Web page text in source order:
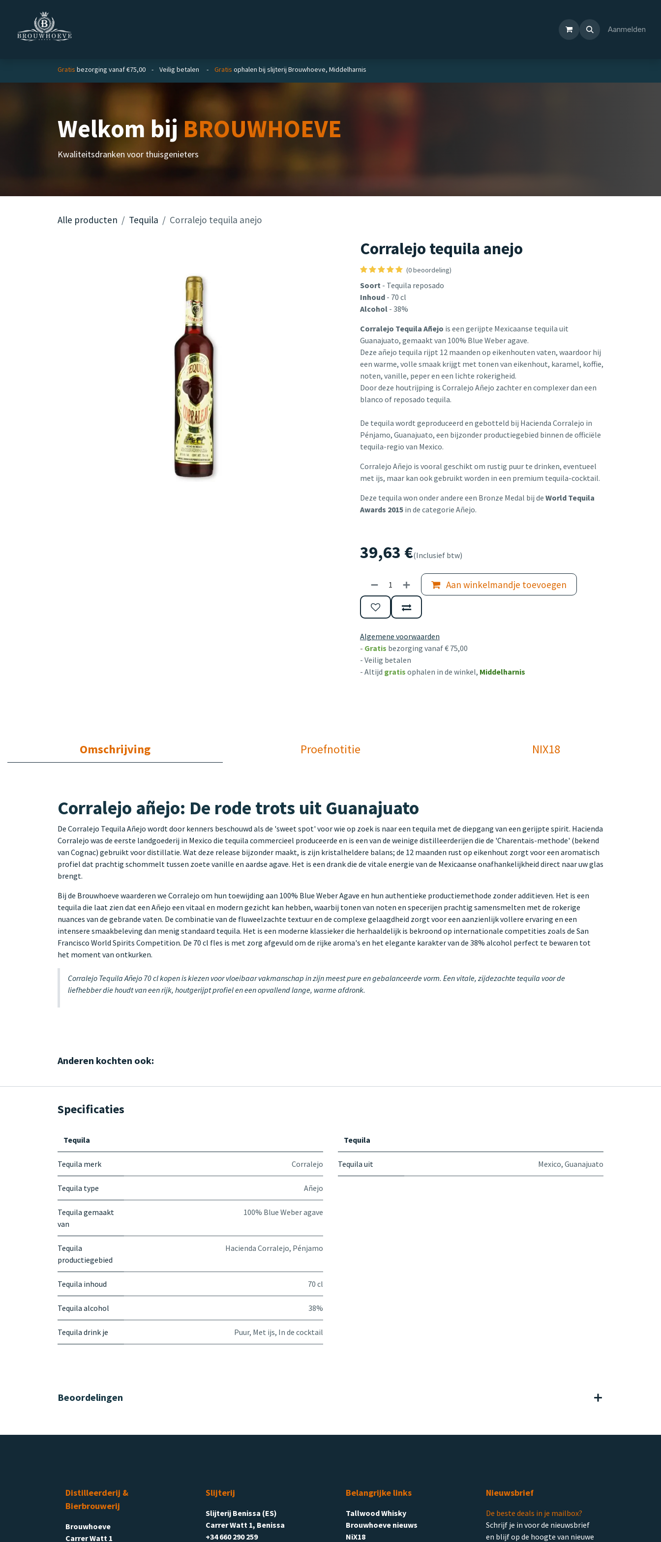
Aanmelden
Gratis bezorging vanaf €75,00 - Veilig betalen - Gratis ophalen bij slijterij Brouwhoeve, Middelharnis
Welkom bijBROUWHOEVE
Kwaliteitsdranken voor thuisgenieters
Alle producten Tequila Corralejo tequila anejo
Corralejo tequila anejo
(0 beoordeling)
Soort - Tequila reposado
Inhoud - 70 cl
Alcohol - 38%
Corralejo Tequila Añejo is een gerijpte Mexicaanse tequila uit
Guanajuato, gemaakt van 100% Blue Weber agave.
Deze añejo tequila rijpt 12 maanden op eikenhouten vaten, waardoor hij
een warme, volle smaak krijgt met tonen van eikenhout, karamel, koffie,
noten, vanille, peper en een lichte rokerigheid.
Door deze houtrijping is Corralejo Añejo zachter en complexer dan een
blanco of reposado tequila.
De tequila wordt geproduceerd en gebotteld bij Hacienda Corralejo in
Pénjamo, Guanajuato, een bijzonder productiegebied binnen de officiële
tequila-regio van Mexico.
Corralejo Añejo is vooral geschikt om rustig puur te drinken, eventueel
met ijs, maar kan ook gebruikt worden in een premium tequila-cocktail.
Deze tequila won onder andere een Bronze Medal bij de World Tequila
Awards 2015 in de categorie Añejo.
39,63 €(Inclusief btw)
Aan winkelmandje toevoegen
Algemene voorwaarden
- Gratis bezorging vanaf € 75,00
- Veilig betalen
- Altijd gratis ophalen in de winkel, Middelharnis
Omschrijving Proefnotitie NIX18
Corralejo añejo: De rode trots uit Guanajuato
De Corralejo Tequila Añejo wordt door kenners beschouwd als de 'sweet spot' voor wie op zoek is naar een tequila met de diepgang van een gerijpte spirit. Hacienda
Corralejo was de eerste landgoederij in Mexico die tequila commercieel produceerde en is een van de weinige distilleerderijen die de 'Charentais-methode' (bekend
van Cognac) gebruikt voor distillatie. Wat deze release bijzonder maakt, is zijn kristalheldere balans; de 12 maanden rust op eikenhout zorgt voor een aromatisch
profiel dat prachtig schommelt tussen zoete vanille en aardse agave. Het is een drank die de vitale energie van de Mexicaanse onafhankelijkheid direct naar uw glas
brengt.
Bij de Brouwhoeve waarderen we Corralejo om hun toewijding aan 100% Blue Weber Agave en hun authentieke productiemethode zonder additieven. Het is een
tequila die laat zien dat een Añejo een vitaal en modern gezicht kan hebben, waarbij tonen van noten en specerijen prachtig samensmelten met de rokerige
nuances van de gebrande vaten. De combinatie van de fluweelzachte textuur en de complexe gelaagdheid zorgt voor een aanzienlijk vollere ervaring en een
intensere smaakbeleving dan menig standaard tequila. Het is een moderne klassieker die herhaaldelijk is bekroond op internationale competities zoals de San
Francisco World Spirits Competition. De 70 cl fles is met zorg afgevuld om de rijke aroma's en het elegante karakter van de 38% alcohol perfect te bewaren tot
het moment van ontkurken.
Corralejo Tequila Añejo 70 cl kopen is kiezen voor vloeibaar vakmanschap in zijn meest pure en gebalanceerde vorm. Een vitale, zijdezachte tequila voor de
liefhebber die houdt van een rijk, houtgerijpt profiel en een opvallend lange, warme afdronk.
Anderen kochten ook:
Specificaties
Tequila
Tequila merk Corralejo
Tequila type Añejo
Tequila gemaakt
van
100% Blue Weber agave
Tequila
productiegebied
Hacienda Corralejo, Pénjamo
Tequila inhoud 70 cl
Tequila alcohol 38%
Tequila drink je Puur, Met ijs, In de cocktail
Tequila
Tequila uit Mexico, Guanajuato
Beoordelingen
Distilleerderij &
Bierbrouwerij
Brouwhoeve
Carrer Watt 1
Slijterij
Slijterij Benissa (ES)
Carrer Watt 1, Benissa
+34 660 290 259
Belangrijke links
Tallwood Whisky
Brouwhoeve nieuws
NiX18
Nieuwsbrief
De beste deals in je mailbox?
Schrijf je in voor de nieuwsbrief
en blijf op de hoogte van nieuwe